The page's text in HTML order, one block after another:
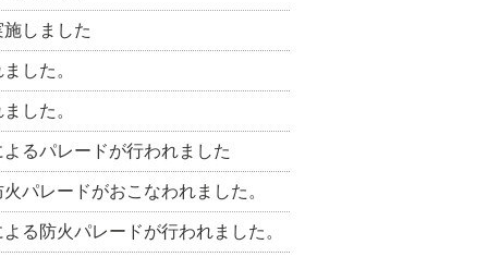
しました
した。
した。
るパレードが行われました
パレードがおこなわれました。
る防火パレードが行われました。